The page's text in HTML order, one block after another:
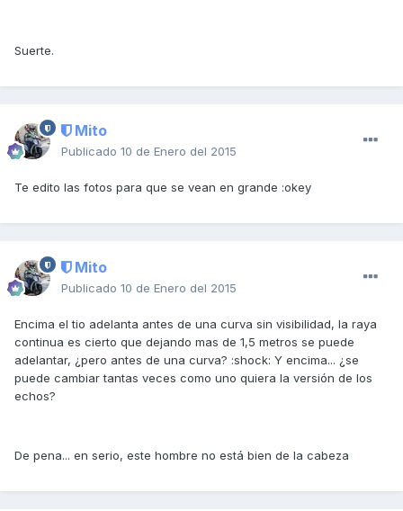
Suerte.
Mito
Publicado 10 de Enero del 2015
Te edito las fotos para que se vean en grande :okey
Mito
Publicado 10 de Enero del 2015
Encima el tio adelanta antes de una curva sin visibilidad, la raya
continua es cierto que dejando mas de 1,5 metros se puede
adelantar, ¿pero antes de una curva? :shock: Y encima... ¿se
puede cambiar tantas veces como uno quiera la versión de los
echos?
De pena... en serio, este hombre no está bien de la cabeza